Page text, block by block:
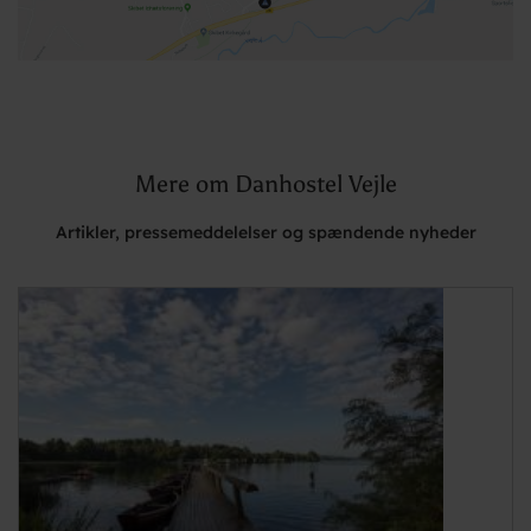
Mere om Danhostel Vejle
Artikler, pressemeddelelser og spændende nyheder